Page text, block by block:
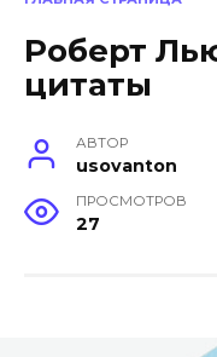
Роберт
цитаты
АВТОР
usovanton
ПРОСМОТРОВ
27